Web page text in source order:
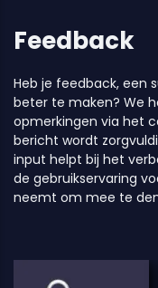
Feedback
Heb je feedback, een
beter te maken? We
opmerkingen via het
bericht wordt
input helpt bij het
de gebruikservaring
neemt om mee te